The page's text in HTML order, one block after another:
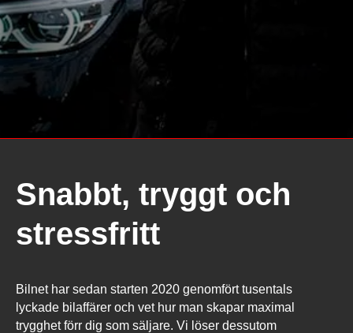
Snabbt, tryggt och
stressfritt
Bilnet har sedan starten 2020 genomfört tusentals
lyckade bilaffärer och vet hur man skapar maximal
trygghet förr dig som säljare. Vi löser dessutom